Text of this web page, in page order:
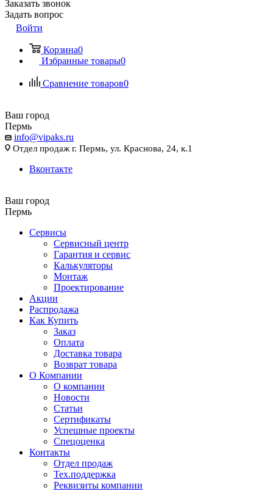
Заказать звонок
Задать вопрос
Войти
Корзина0
Избранные товары0
Сравнение товаров0
Ваш город
Пермь
info@vipaks.ru
Отдел продаж г. Пермь, ул. Краснова, 24, к.1
Вконтакте
Ваш город
Пермь
Сервисы
Сервисный центр
Гарантия и сервис
Калькуляторы
Монтаж
Проектирование
Акции
Распродажа
Как Купить
Заказ
Оплата
Доставка товара
Возврат товара
О Компании
О компании
Новости
Статьи
Сертификаты
Успешные проекты
Спецоценка
Контакты
Отдел продаж
Тех.поддержка
Реквизиты компании